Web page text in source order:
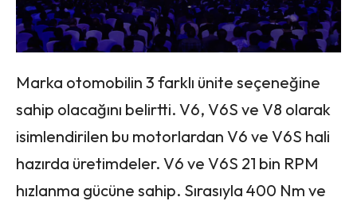
Marka otomobilin 3 farklı ünite seçeneğine
sahip olacağını belirtti. V6, V6S ve V8 olarak
isimlendirilen bu motorlardan V6 ve V6S hali
hazırda üretimdeler. V6 ve V6S 21 bin RPM
hızlanma gücüne sahip. Sırasıyla 400 Nm ve